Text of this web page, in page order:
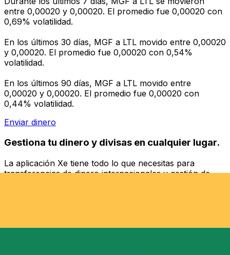
entre 0,00020 y 0,00020. El promedio fue 0,00020 con
0,69% volatilidad.
En los últimos 30 días, MGF a LTL movido entre 0,00020
y 0,00020. El promedio fue 0,00020 con 0,54%
volatilidad.
En los últimos 90 días, MGF a LTL movido entre
0,00020 y 0,00020. El promedio fue 0,00020 con
0,44% volatilidad.
Enviar dinero
Gestiona tu dinero y divisas en cualquier lugar.
La aplicación Xe tiene todo lo que necesitas para
transferencias de dinero internacionales y gestión de